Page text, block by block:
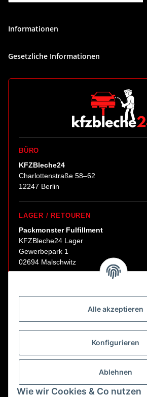
Alle akzeptieren
Konfigurieren
Ablehnen
Wie wir Cookies & Co nutzen
Informationen
Gesetzliche Informationen
BÜRO
KFZBleche24
Charlottenstraße 58–62
12247 Berlin
LAGER / RETOUREN
Packmonster Fulfillment
KFZBleche24 Lager
Gewerbepark 1
02694 Malschwitz
Abholungen nur nach Terminvereinbarung.
E-Mail:sales@kfzbleche24.de
Vertrag widerrufen
* Alle Preise inkl. gesetzlicher USt., zzgl.Versand